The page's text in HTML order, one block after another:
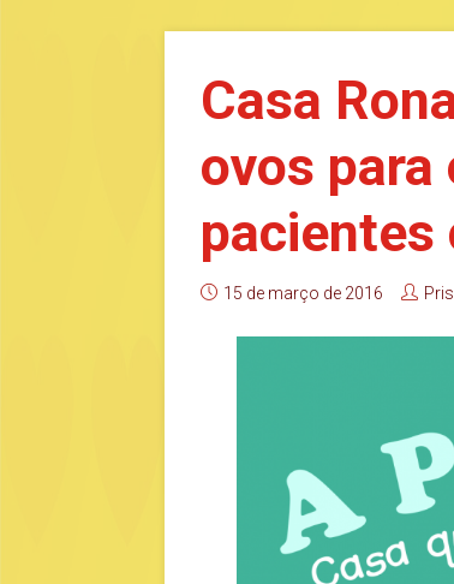
Casa
ovos
pacientes
15 de março de 2016